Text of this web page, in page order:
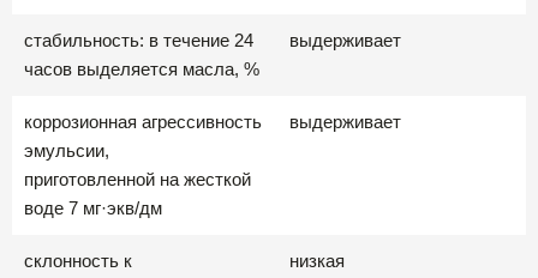
стабильность: в течение 24
часов выделяется масла, %
выдерживает
коррозионная агрессивность
эмульсии,
приготовленной на жесткой
воде 7 мг·экв/дм
выдерживает
склонность к
низкая